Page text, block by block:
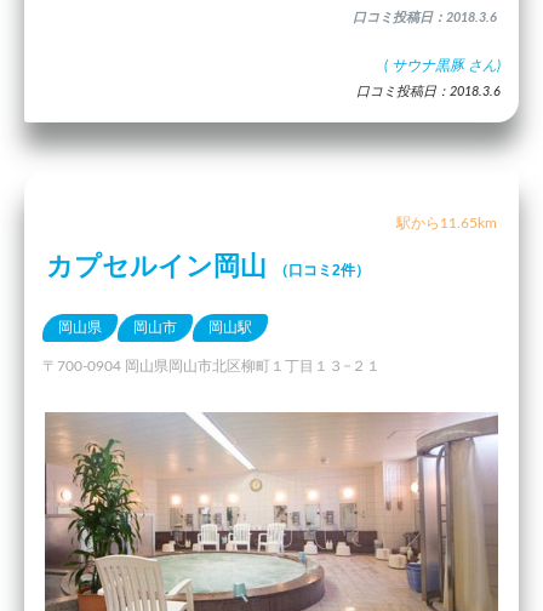
口コミ投稿日：2018.3.6
( サウナ黒豚 さん)
口コミ投稿日：2018.3.6
駅から11.65km
カプセルイン岡山 （口コミ2件）
岡山県 岡山市 岡山駅
〒700-0904 岡山県岡山市北区柳町１丁目１３−２１